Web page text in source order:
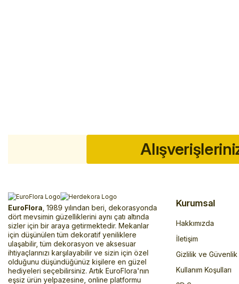
EuroFlora , 1989 yılından beri, dekorasyonda
dört mevsimin güzelliklerini aynı çatı altında
sizler için bir araya getirmektedir. Mekanlar
için düşünülen tüm dekoratif yeniliklere
ulaşabilir, tüm dekorasyon ve aksesuar
ihtiyaçlarınızı karşılayabilir ve sizin için özel
olduğunu düşündüğünüz kişilere en güzel
hediyeleri seçebilirsiniz. Artık EuroFlora'nın
eşsiz ürün yelpazesine, online platformu
Kurumsal
Hakkımızda
İletişim
Gizlilik ve Güvenlik
Kullanım Koşulları